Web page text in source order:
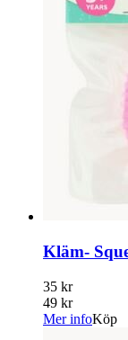
Kläm-
35 kr
49 kr
Mer infoKöp